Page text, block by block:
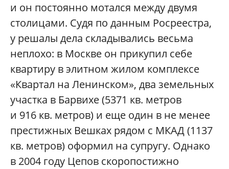
и он постоянно мотался между двумя
столицами. Судя по данным Росреестра,
у решалы дела складывались весьма
неплохо: в Москве он прикупил себе
квартиру в элитном жилом комплексе
«Квартал на Ленинском», два земельных
участка в Барвихе (5371 кв. метров
и 916 кв. метров) и еще один в не менее
престижных Вешках рядом с МКАД (1137
кв. метров) оформил на супругу. Однако
в 2004 году Цепов скоропостижно